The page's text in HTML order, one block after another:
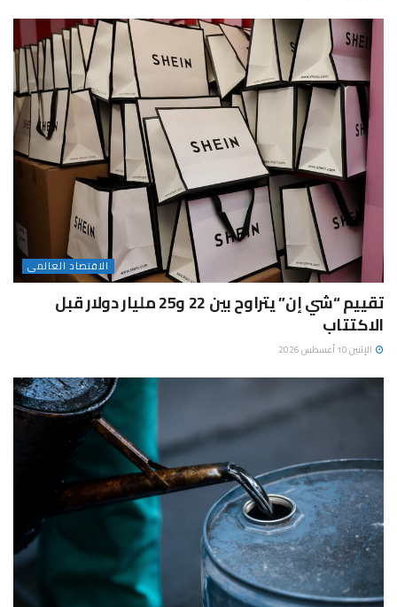
الاقتصاد العالمى
تقييم “شي إن” يتراوح بين 22 و25 مليار دولار قبل
الاكتتاب
الإثنين 10 أغسطس 2026